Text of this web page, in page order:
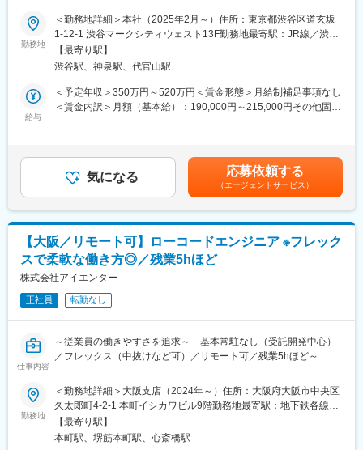
当社は、企業のマーケティング活動におけるデジタル変革を推進
し、顧客体験（CX）の最大化を支援するコンサルティングファー
ムです。
顧客接点全体にわたる戦略立案からシステム構築・運用までを一
析、デジタル広告戦略設計・改善、Web/アプリ改善に至るまでワ
ンストップで提供しています。
産、流通、製造業など、産業は多岐にわたります。
■認定・パートナーシップ：
・ISMS（情報セキュリティマネジメントシステム）認証取得
・プライバシーマーク（Pマーク）認証取得
・Google Premier Partner 認定
・Salesforce コンサルティングパートナー
・KARTE 導入・運用認定（有資格者多数）
・Braze 認定パートナー
・Snowflake コンサルティングパートナー
■仕事内容
・RPAにより顧客業務の効率化を行うための要件定義、開発、導
入支援、顧客対応をお任せいたします！
・要件定義～導入支援、運用まで一連の業務をお任せいたしま
す！
・現在RPA支援だけでなく、ノーコード、ローコードを利用して
お客様の支援幅拡大中！多種多様な顧客との取引多数！
・基本常駐なし
社の定める業務】
■働く魅力
も身に付きます。
・高い営業力を誇り、エンジニアの希望に即した案件を受注でき
ています。そのためエンタープライズ案件なども含め、豊富な案
・社員のスキルアップ支援に力を入れています！資格取得補助・
手当の支給はもちろん、案件やお任せする業務も調整しながら、
■抜群の働きやすさ・柔軟な働き方が可能！
子どもの送り迎えで中抜けする方もおり、柔軟な働き方が可能！
・残業：平均5h程度
ユニット単位・全社で残業時間が可視化されており、全員で残業
を削減するよう取り組んでいます。また残業30hを超える場合、
勤務地
＜勤務地詳細＞本社（2025年2月～）住所：東京都渋谷区道玄坂
1-12-1 渋谷マークシティウェスト13F勤務地最寄駅：JR線／渋谷
駅受動喫煙対策：屋内全面禁煙変更の範囲：本文参照
【最寄り駅】
渋谷駅、神泉駅、代官山駅
給与
＜予定年収＞350万円～520万円＜賃金形態＞月給制補足事項なし
＜賃金内訳＞月額（基本給）：190,000円～215,000円その他固定
む）＜昇給有無＞有＜残業手当＞有＜給与補足＞※給与詳細は経
験・能力・前給を考慮の上、決定します。■昇格：年1回（7月）■
昇給：年1回（7月）■決算賞与：年1回（6月）【年収例】 年収
500万円／経験5年／SE／27歳 年収650万円／経験9年／PL／32
歳 年収850万円／経験16年／PM／38歳賃金はあくまでも目安の
金額であり、選考を通じて上下する可能性があります。月給(月額)
は固定手当を含めた表記です。
気になる 応募依頼する
（エージェントサービス）
【大阪／リモート可】ローコードエンジニア ※フレック
スで柔軟な働き方◎／残業5hほど
株式会社アイエンター
正社員 転勤なし
仕事内容
～従業員の働きやすさを追求～ 基本常駐なし（受託開発中心）
／フレックス（中抜けなど可）／リモート可／残業5hほど～
■仕事内容
・RPAにより顧客業務の効率化を行うための要件定義、開発、導
入支援、顧客対応をお任せいたします！
・要件定義～導入支援、運用まで一連の業務をお任せいたしま
す！
勤務地
＜勤務地詳細＞大阪支店（2024年～）住所：大阪府大阪市中央区
久太郎町4-2-1 本町イシカワビル9階勤務地最寄駅：地下鉄各線／
本町駅受動喫煙対策：屋内全面禁煙変更の範囲：会社の定める事
業所
【最寄り駅】
本町駅、堺筋本町駅、心斎橋駅